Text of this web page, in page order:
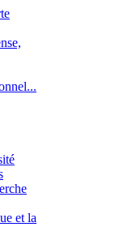
et la